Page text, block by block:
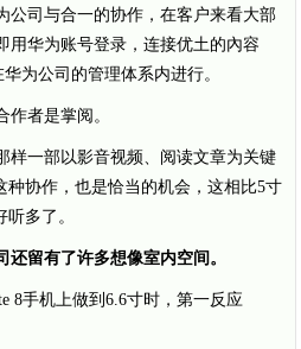
公司与合一的协作，在客户来看大部
华为账号登录，连接优土的內容
为公司的管理体系内进行。
者是掌阅。
样一部以影音视频、阅读文章为关键
种协作，也是恰当的机会，这相比5寸
多了。
留有了许多想像室内空间。
8手机上做到6.6寸时，第一反应